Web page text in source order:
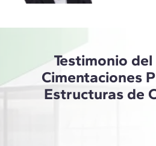
Testimonio del
Cimentaciones
Estructuras de